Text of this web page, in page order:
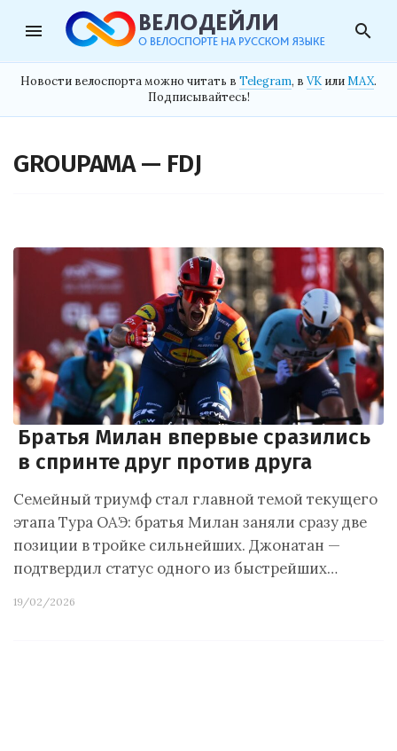
menu search
Новости велоспорта можно читать в Telegram, в VK илиMAX.
Подписывайтесь!
GROUPAMA — FDJ
Братья Милан впервые сразились
в спринте друг против друга
Семейный триумф стал главной темой текущего
этапа Тура ОАЭ: братья Милан заняли сразу две
позиции в тройке сильнейших. Джонатан —
подтвердил статус одного из быстрейших…
19/02/2026